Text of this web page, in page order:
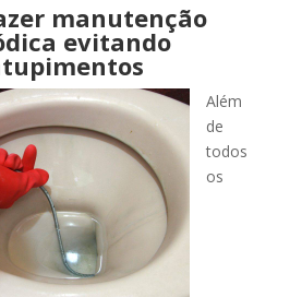
manutenção
evitando
Além
de
todos
os